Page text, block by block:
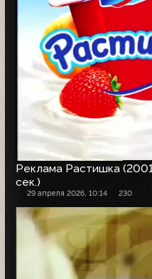
Реклама Растишка
сек.)
29 апреля 2026, 10:14 230